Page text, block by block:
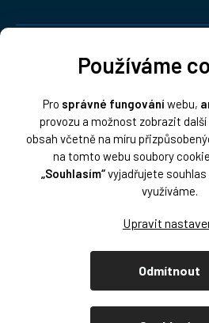
Používáme
Pro správné fungováníwebu,
provozu a možnost zobrazit
obsah včetně na míru
na tomto webu soubory
„Souhlasím“vyjadřujete
využíváme.
Odmítnout
Platba:
Vytvořil Shoptet
Copyright 2026